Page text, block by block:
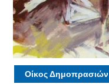
Οίκος Δημοπρασιών